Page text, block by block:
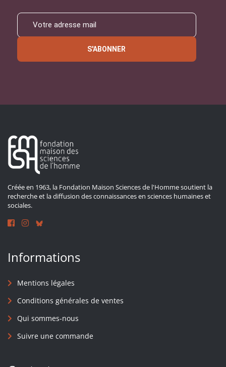
S'ABONNER
Créée en 1963, la Fondation Maison Sciences de l'Homme soutient la
recherche et la diffusion des connaissances en sciences humaines et
sociales.
Informations
Mentions légales
Conditions générales de ventes
Qui sommes-nous
Suivre une commande